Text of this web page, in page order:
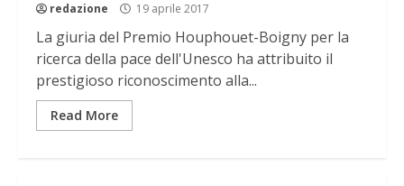
redazione 19 aprile 2017
La giuria del Premio Houphouet-Boigny per la
ricerca della pace dell'Unesco ha attribuito il
prestigioso riconoscimento alla...
Read More